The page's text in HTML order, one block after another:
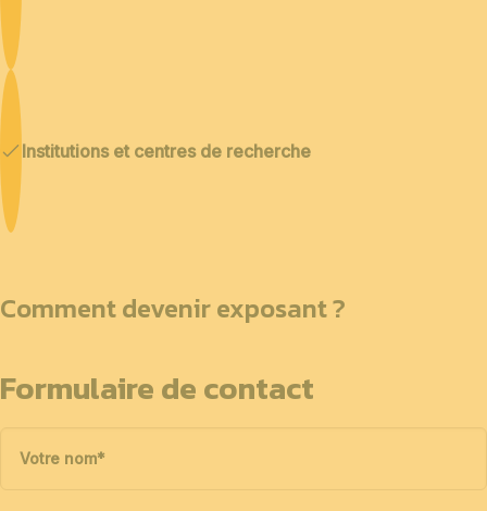
Institutions et centres de recherche
Comment devenir exposant ?
Formulaire de contact
Votre nom*